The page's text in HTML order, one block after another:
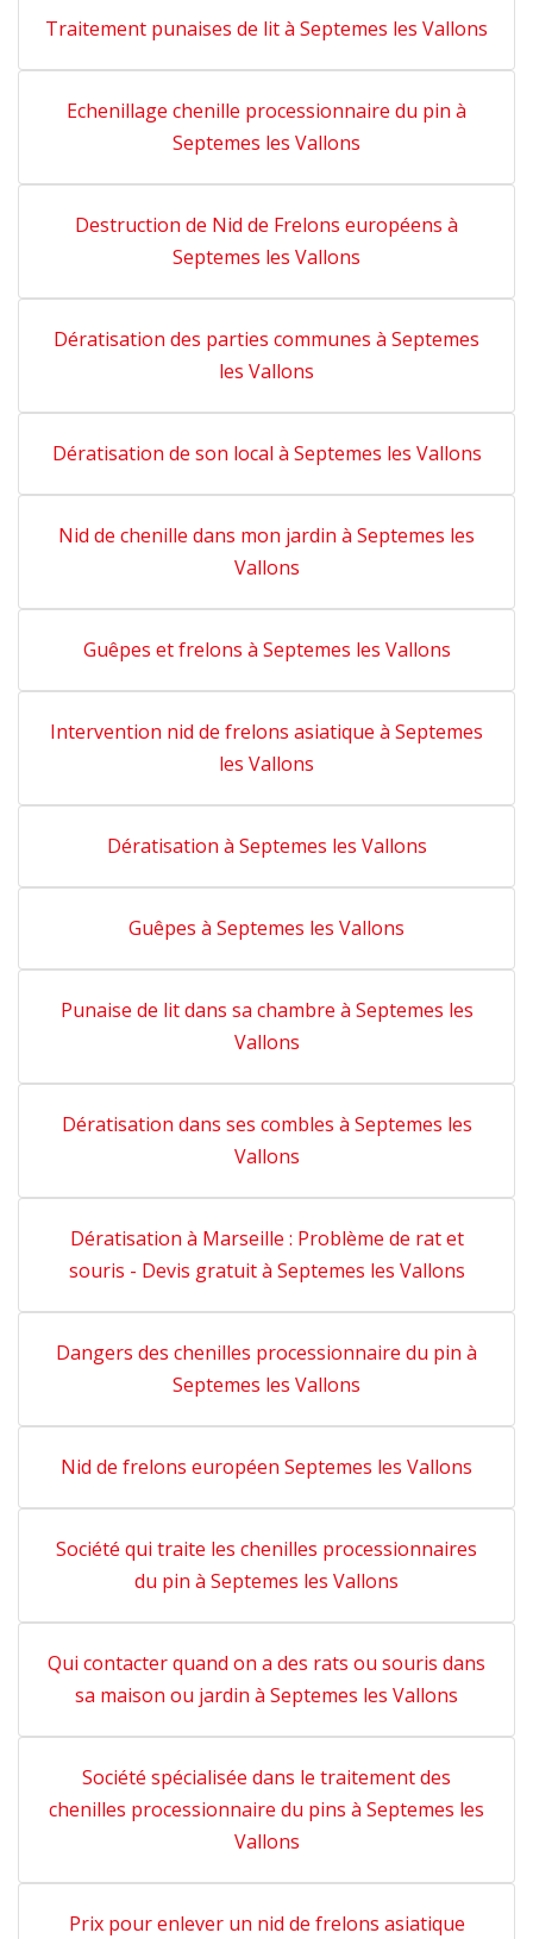
Traitement punaises de lit à Septemes les Vallons
Echenillage chenille processionnaire du pin à
Septemes les Vallons
Destruction de Nid de Frelons européens à
Septemes les Vallons
Dératisation des parties communes à Septemes
les Vallons
Dératisation de son local à Septemes les Vallons
Nid de chenille dans mon jardin à Septemes les
Vallons
Guêpes et frelons à Septemes les Vallons
Intervention nid de frelons asiatique à Septemes
les Vallons
Dératisation à Septemes les Vallons
Guêpes à Septemes les Vallons
Punaise de lit dans sa chambre à Septemes les
Vallons
Dératisation dans ses combles à Septemes les
Vallons
Dératisation à Marseille : Problème de rat et
souris - Devis gratuit à Septemes les Vallons
Dangers des chenilles processionnaire du pin à
Septemes les Vallons
Nid de frelons européen Septemes les Vallons
Société qui traite les chenilles processionnaires
du pin à Septemes les Vallons
Qui contacter quand on a des rats ou souris dans
sa maison ou jardin à Septemes les Vallons
Société spécialisée dans le traitement des
chenilles processionnaire du pins à Septemes les
Vallons
Prix pour enlever un nid de frelons asiatique